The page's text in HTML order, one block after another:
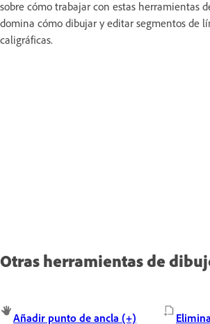
sobre cómo trabajar con estas herramientas
domina cómo dibujar y editar segmentos de
caligráficas.
Otras herramientas de
Añadir punto de ancla (+)